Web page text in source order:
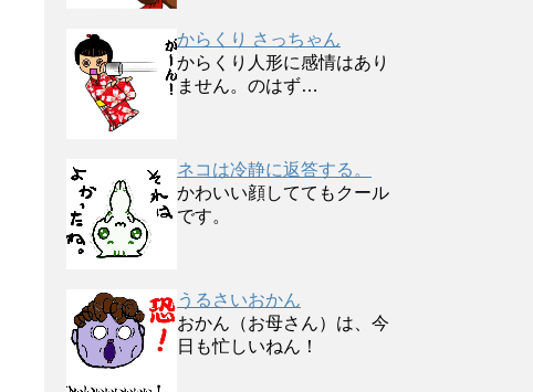
からくり さっちゃん
からくり人形に感情はあり
ません。のはず…
ネコは冷静に返答する。
かわいい顔しててもクール
です。
うるさいおかん
おかん（お母さん）は、今
日も忙しいねん！